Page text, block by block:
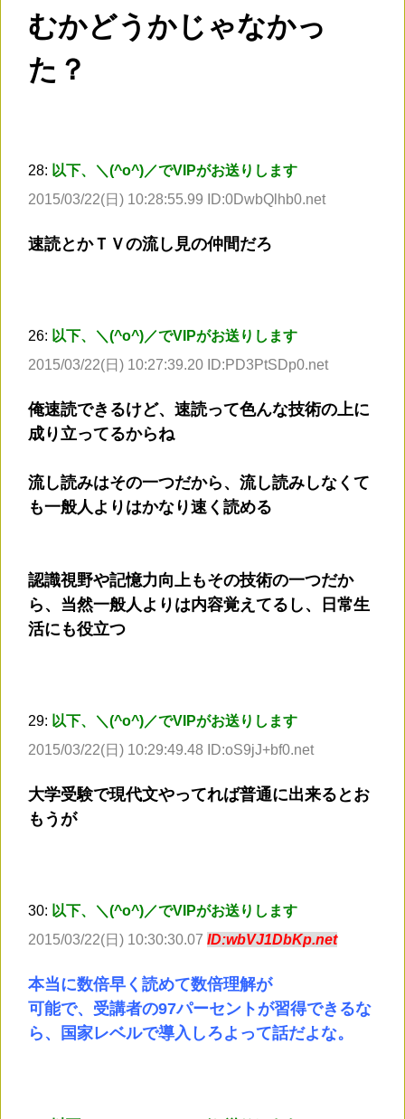
むかどうかじゃなかっ
た？
28: 以下、＼(^o^)／でVIPがお送りします
2015/03/22(日) 10:28:55.99 ID:0DwbQlhb0.net
速読とかＴＶの流し見の仲間だろ
26: 以下、＼(^o^)／でVIPがお送りします
2015/03/22(日) 10:27:39.20 ID:PD3PtSDp0.net
俺速読できるけど、速読って色んな技術の上に
成り立ってるからね
流し読みはその一つだから、流し読みしなくて
も一般人よりはかなり速く読める
認識視野や記憶力向上もその技術の一つだか
ら、当然一般人よりは内容覚えてるし、日常生
活にも役立つ
29: 以下、＼(^o^)／でVIPがお送りします
2015/03/22(日) 10:29:49.48 ID:oS9jJ+bf0.net
大学受験で現代文やってれば普通に出来るとお
もうが
30: 以下、＼(^o^)／でVIPがお送りします
2015/03/22(日) 10:30:30.07 ID:wbVJ1DbKp.net
本当に数倍早く読めて数倍理解が
可能で、受講者の97パーセントが習得できるな
ら、国家レベルで導入しろよって話だよな。